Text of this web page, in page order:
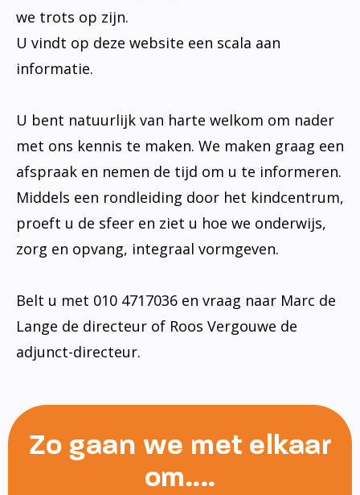
we trots op zijn.
U vindt op deze website een scala aan
informatie.
U bent natuurlijk van harte welkom om nader
met ons kennis te maken. We maken graag een
afspraak en nemen de tijd om u te informeren.
Middels een rondleiding door het kindcentrum,
proeft u de sfeer en ziet u hoe we onderwijs,
zorg en opvang, integraal vormgeven.
Belt u met 010 4717036 en vraag naar Marc de
Lange de directeur of Roos Vergouwe de
adjunct-directeur.
Zo gaan we met elkaar
om....